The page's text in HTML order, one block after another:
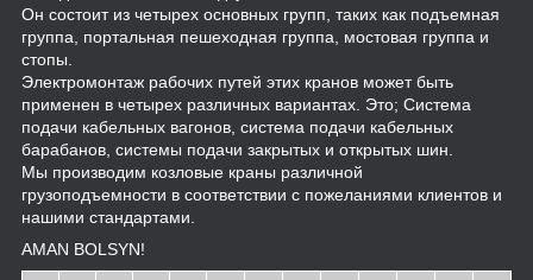
Он состоит из четырех основных групп, таких как подъемная
группа, портальная пешеходная группа, мостовая группа и
стопы.
Электромонтаж рабочих путей этих кранов может быть
применен в четырех различных вариантах. Это; Система
подачи кабельных вагонов, система подачи кабельных
барабанов, системы подачи закрытых и открытых шин.
Мы производим козловые краны различной
грузоподъемности в соответствии с пожеланиями клиентов и
нашими стандартами.
AMAN BOLSYN!